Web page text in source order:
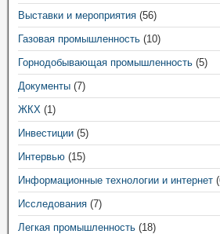
Выставки и мероприятия (56)
Газовая промышленность (10)
Горнодобывающая промышленность (5)
Документы (7)
ЖКХ (1)
Инвестиции (5)
Интервью (15)
Информационные технологии и интернет
Исследования (7)
Легкая промышленность (18)